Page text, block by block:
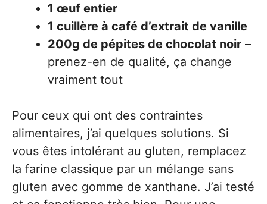
1 œuf entier
1 cuillère à café d’extrait de vanille
200g de pépites de chocolat noir –
prenez-en de qualité, ça change
vraiment tout
Pour ceux qui ont des contraintes
alimentaires, j’ai quelques solutions. Si
vous êtes intolérant au gluten, remplacez
la farine classique par un mélange sans
gluten avec gomme de xanthane. J’ai testé